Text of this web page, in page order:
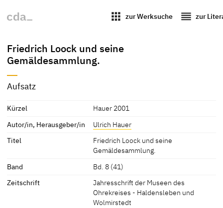
apps zur Werksuche reorder zur
Friedrich Loock und seine
Gemäldesammlung.
Aufsatz
Kürzel
Hauer 2001
Autor/in, Herausgeber/in
Ulrich Hauer
Titel
Friedrich Loock und seine
Gemäldesammlung.
Band
Bd. 8 (41)
Zeitschrift
Jahresschrift der Museen des
Ohrekreises - Haldensleben und
Wolmirstedt